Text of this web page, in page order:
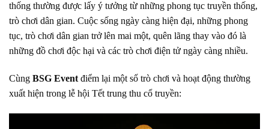
thống thường được lấy ý tưởng từ những phong tục truyền thống,
trò chơi dân gian. Cuộc sống ngày càng hiện đại, những phong
tục, trò chơi dân gian trở lên mai một, quên lãng thay vào đó là
những đồ chơi độc hại và các trò chơi điện tử ngày càng nhiều.
Cùng BSG Event điểm lại một số trò chơi và hoạt động thường
xuất hiện trong lễ hội Tết trung thu cổ truyền: